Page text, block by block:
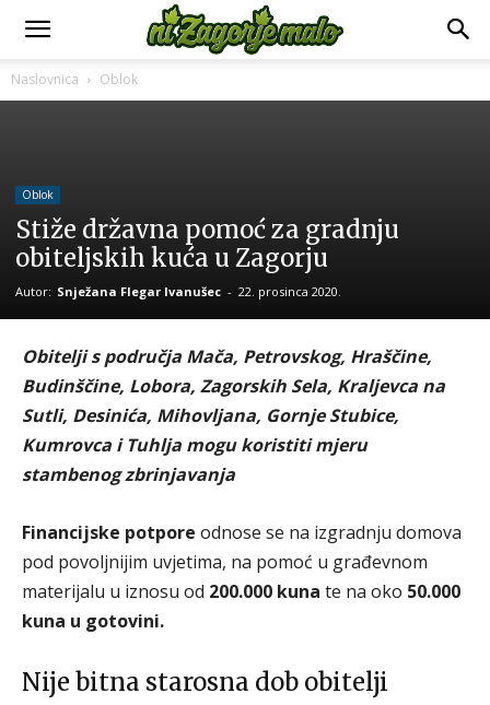
Naslovnica Oblok
Oblok
Stiže državna pomoć za gradnju
obiteljskih kuća u Zagorju
Autor: Snježana Flegar Ivanušec - 22. prosinca 2020.
Obitelji s područja Mača, Petrovskog, Hraščine,
Budinščine, Lobora, Zagorskih Sela, Kraljevca na
Sutli, Desinića, Mihovljana, Gornje Stubice,
Kumrovca i Tuhlja mogu koristiti mjeru
stambenog zbrinjavanja
Financijske potpore odnose se na izgradnju domova
pod povoljnijim uvjetima, na pomoć u građevnom
materijalu u iznosu od 200.000 kuna te na oko 50.000
kuna u gotovini.
Nije bitna starosna dob obitelji